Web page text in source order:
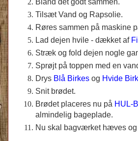
Tilsæt Vand og Rapsolie.
Røres sammen på maskine
Lad dejen hvile - dækket af
Stræk og fold dejen nogle
Sprøjt på toppen med en
Drys Blå Birkes og Hvide
Snit brødet.
Brødet placeres nu på HUL-
almindelig bageplade.
Nu skal bagværket hæves